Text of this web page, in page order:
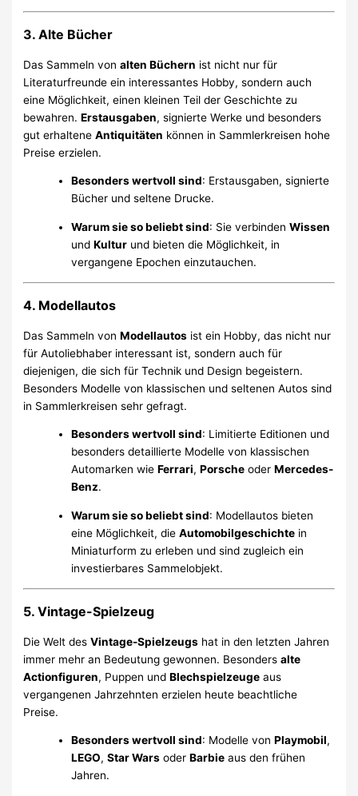
3. Alte Bücher
Das Sammeln vonalten Büchern ist nicht nur für
Literaturfreunde ein interessantes Hobby, sondern auch
eine Möglichkeit, einen kleinen Teil der Geschichte zu
bewahren.Erstausgaben, signierte Werke und besonders
gut erhalteneAntiquitäten können in Sammlerkreisen hohe
Preise erzielen.
Besonders wertvoll sind: Erstausgaben, signierte
Bücher und seltene Drucke.
Warum sie so beliebt sind: Sie verbindenWissen
undKultur und bieten die Möglichkeit, in
vergangene Epochen einzutauchen.
4. Modellautos
Das Sammeln vonModellautos ist ein Hobby, das nicht nur
für Autoliebhaber interessant ist, sondern auch für
diejenigen, die sich für Technik und Design begeistern.
Besonders Modelle von klassischen und seltenen Autos sind
in Sammlerkreisen sehr gefragt.
Besonders wertvoll sind: Limitierte Editionen und
besonders detaillierte Modelle von klassischen
Automarken wieFerrari,Porsche oderMercedes-
Benz.
Warum sie so beliebt sind: Modellautos bieten
eine Möglichkeit, dieAutomobilgeschichte in
Miniaturform zu erleben und sind zugleich ein
investierbares Sammelobjekt.
5. Vintage-Spielzeug
Die Welt desVintage-Spielzeugs hat in den letzten Jahren
immer mehr an Bedeutung gewonnen. Besondersalte
Actionfiguren, Puppen undBlechspielzeuge aus
vergangenen Jahrzehnten erzielen heute beachtliche
Preise.
Besonders wertvoll sind: Modelle vonPlaymobil,
LEGO,Star Wars oderBarbie aus den frühen
Jahren.